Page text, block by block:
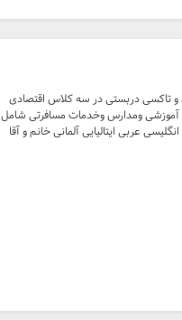
و تاکسی دربستی در سه کلاس اقتصادی
آموزشی ومدارس وخدمات مسافرتی شامل
عربی ایتالیایی آلمانی خانم و آقا